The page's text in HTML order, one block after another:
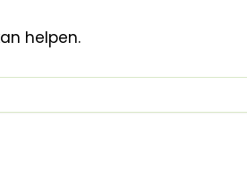
helpen.